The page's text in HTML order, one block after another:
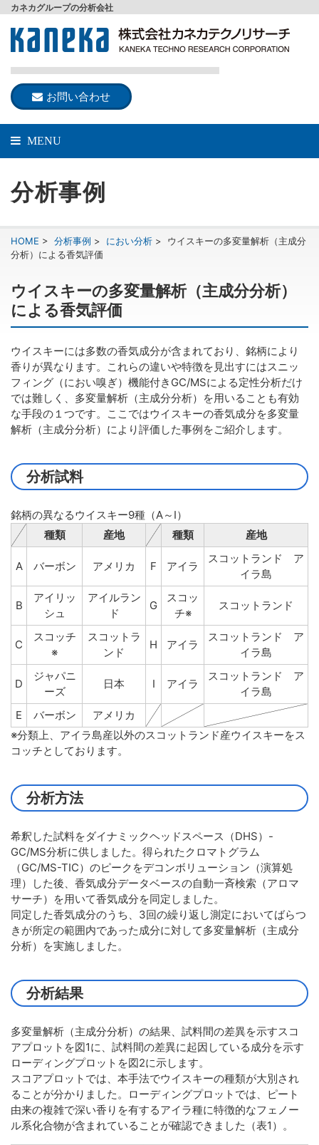
カネカグループの分析会社
お問い合わせ
MENU
分析事例
HOME > 分析事例 > におい分析 >
ウイスキーの多変量解析（主成分
分析）による香気評価
ウイスキーの多変量解析（主成分分析）
による香気評価
ウイスキーには多数の香気成分が含まれており、銘柄により
香りが異なります。これらの違いや特徴を見出すにはスニッ
フィング（におい嗅ぎ）機能付きGC/MSによる定性分析だけ
では難しく、多変量解析（主成分分析）を用いることも有効
な手段の１つです。ここではウイスキーの香気成分を多変量
解析（主成分分析）により評価した事例をご紹介します。
分析試料
銘柄の異なるウイスキー9種（A～I）
種類
産地 種類 産地
A バーボン アメリカ F アイラ
スコットランド ア
イラ島
B
アイリッ
シュ
アイルラン
ド
G
スコッ
チ※
スコットランド
C
スコッチ
※
スコットラ
ンド
H アイラ
スコットランド ア
イラ島
D
ジャパニ
ーズ
日本 I アイラ
スコットランド ア
イラ島
E
バーボン
アメリカ
※分類上、アイラ島産以外のスコットランド産ウイスキーをス
コッチとしております。
分析方法
希釈した試料をダイナミックヘッドスペース（DHS）-
GC/MS分析に供しました。得られたクロマトグラム
（GC/MS-TIC）のピークをデコンボリューション（演算処
理）した後、香気成分データベースの自動一斉検索（アロマ
サーチ）を用いて香気成分を同定しました。
同定した香気成分のうち、3回の繰り返し測定においてばらつ
きが所定の範囲内であった成分に対して多変量解析（主成分
分析）を実施しました。
分析結果
多変量解析（主成分分析）の結果、試料間の差異を示すスコ
アプロットを図1に、試料間の差異に起因している成分を示す
ローディングプロットを図2に示します。
スコアプロットでは、本手法でウイスキーの種類が大別され
ることが分かりました。ローディングプロットでは、ピート
由来の複雑で深い香りを有するアイラ種に特徴的なフェノー
ル系化合物が含まれていることが確認できました（表1）。